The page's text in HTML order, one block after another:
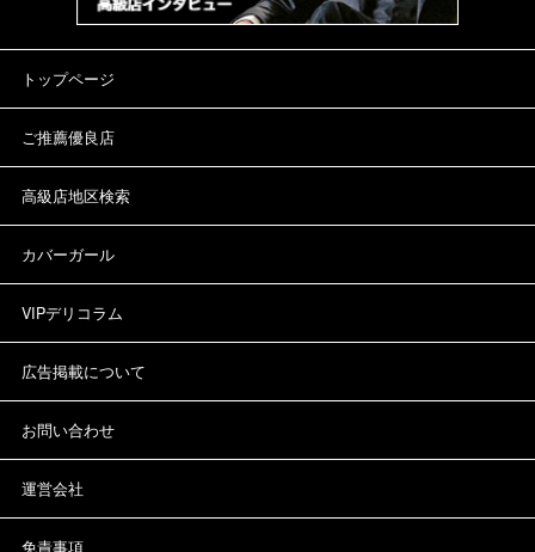
トップページ
ご推薦優良店
高級店地区検索
カバーガール
VIPデリコラム
広告掲載について
お問い合わせ
運営会社
免責事項